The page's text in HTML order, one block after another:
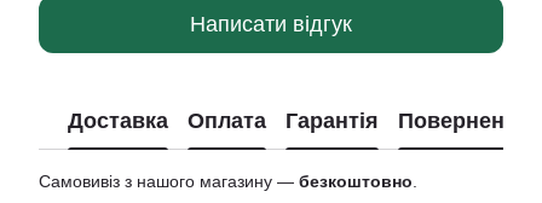
Написати відгук
Доставка Оплата Гарантія Повернення
Самовивіз з нашого магазину — безкоштовно